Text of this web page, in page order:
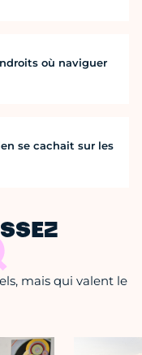
où naviguer
se cachait sur les
mais qui valent le